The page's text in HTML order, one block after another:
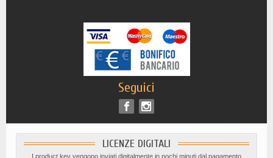
Seguici
LICENZE DIGITALI
I product key vengono inviati digitalmente in pochi minuti dal pagamento